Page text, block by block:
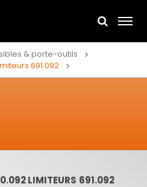
& porte-outils
691.092
LIMITEURS 691.092